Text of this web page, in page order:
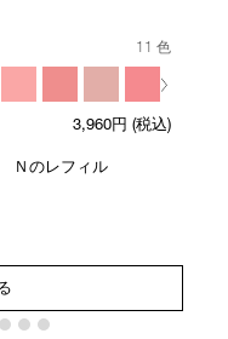
11 色
3,960円 (税込)
Ｎのレフィル